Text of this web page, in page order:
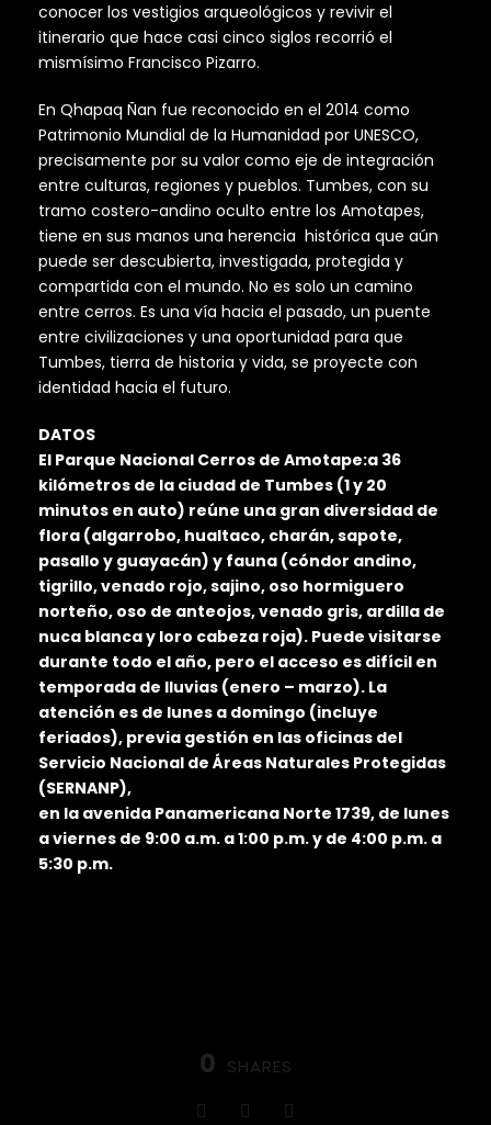
conocer los vestigios arqueológicos y revivir el
itinerario que hace casi cinco siglos recorrió el
mismísimo Francisco Pizarro.
En Qhapaq Ñan fue reconocido en el 2014 como
Patrimonio Mundial de la Humanidad por UNESCO,
precisamente por su valor como eje de integración
entre culturas, regiones y pueblos. Tumbes, con su
tramo costero-andino oculto entre los Amotapes,
tiene en sus manos una herencia histórica que aún
puede ser descubierta, investigada, protegida y
compartida con el mundo. No es solo un camino
entre cerros. Es una vía hacia el pasado, un puente
entre civilizaciones y una oportunidad para que
Tumbes, tierra de historia y vida, se proyecte con
identidad hacia el futuro.
DATOS
El Parque Nacional Cerros de Amotape:a 36
kilómetros de la ciudad de Tumbes (1 y 20
minutos en auto) reúne una gran diversidad de
flora (algarrobo, hualtaco, charán, sapote,
pasallo y guayacán) y fauna (cóndor andino,
tigrillo, venado rojo, sajino, oso hormiguero
norteño, oso de anteojos, venado gris, ardilla de
nuca blanca y loro cabeza roja). Puede visitarse
durante todo el año, pero el acceso es difícil en
temporada de lluvias (enero – marzo). La
atención es de lunes a domingo (incluye
feriados), previa gestión en las oficinas del
Servicio Nacional de Áreas Naturales Protegidas
(SERNANP),
en la avenida Panamericana Norte 1739, de lunes
a viernes de 9:00 a.m. a 1:00 p.m. y de 4:00 p.m. a
5:30 p.m.
0 SHARES